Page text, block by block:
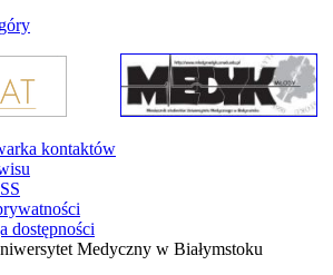
kontaktów
dostępności
Medyczny w Białymstoku